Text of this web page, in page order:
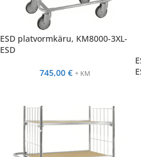
ESD platvormkäru, KM8000-3XL-
ESD
745,00 € + KM